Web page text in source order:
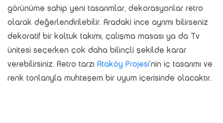
görünüme sahip yeni tasarımlar, dekorasyonlar retro
olarak değerlendirilebilir. Aradaki ince ayrımı bilirseniz
dekoratif bir koltuk takımı, çalışma masası ya da Tv
ünitesi seçerken çok daha bilinçli şekilde karar
verebilirsiniz. Retro tarzı Ataköy Projesi’nin iç tasarımı ve
renk tonlarıyla muhteşem bir uyum içerisinde olacaktır.